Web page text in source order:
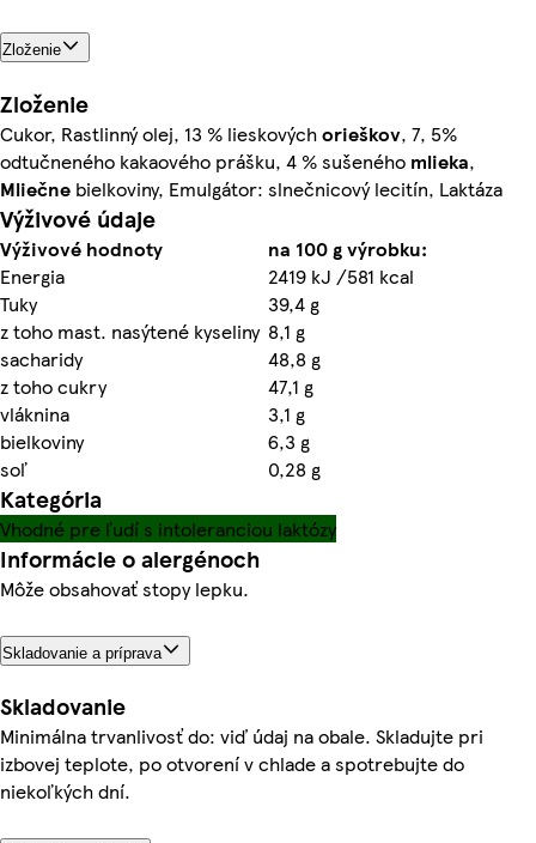
Zloženie
Zloženie
Cukor, Rastlinný olej, 13 % lieskovýchorieškov, 7, 5%
odtučneného kakaového prášku, 4 % sušeného mlieka,
Mliečne bielkoviny, Emulgátor: slnečnicový lecitín, Laktáza
Výživové údaje
Výživové hodnoty
na 100 g výrobku:
Energia
2419 kJ /581 kcal
Tuky
39,4 g
z toho mast. nasýtené kyseliny 8,1 g
sacharidy
48,8 g
z toho cukry
47,1 g
vláknina
3,1 g
bielkoviny
6,3 g
soľ
0,28 g
Kategória
Vhodné pre ľudí s intoleranciou laktózy
Informácie o alergénoch
Môže obsahovať stopy lepku.
Skladovanie a príprava
Skladovanie
Minimálna trvanlivosť do: viď údaj na obale. Skladujte pri
izbovej teplote, po otvorení v chlade a spotrebujte do
niekoľkých dní.